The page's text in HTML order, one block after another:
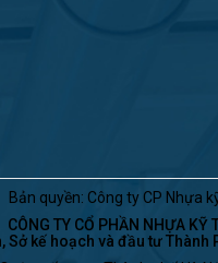
Bản quyền: Công ty CP Nhựa
CÔNG TY CỔ PHẦN NHỰA KỸ
Sở kế hoạch và đầu tư Thành